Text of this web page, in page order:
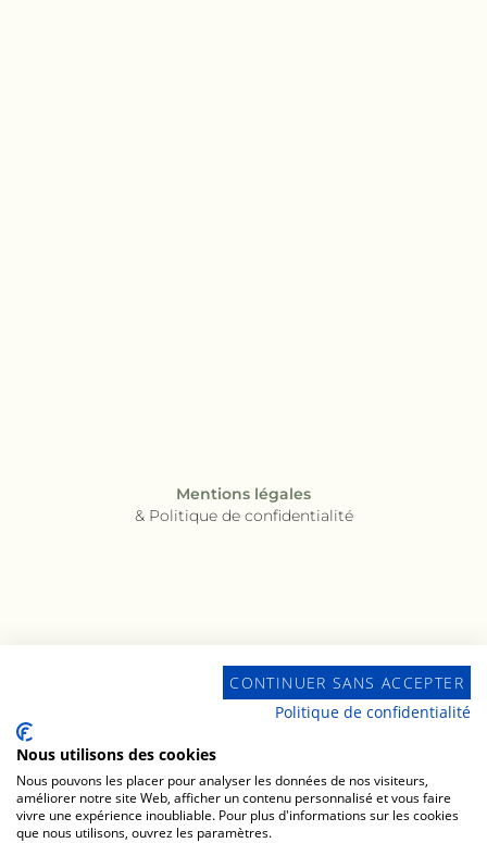
Mentions légales
& Politique de confidentialité
CONTINUER SANS ACCEPTER
Politique de confidentialité
Nous utilisons des cookies
Nous pouvons les placer pour analyser les données de nos visiteurs,
améliorer notre site Web, afficher un contenu personnalisé et vous faire
vivre une expérience inoubliable. Pour plus d'informations sur les cookies
que nous utilisons, ouvrez les paramètres.